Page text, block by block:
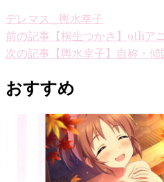
デレマス_輿水幸子
投
稿
ナ
前の記事 【桐生つかさ】9thア
次の記事 【輿水幸子】自称・
おすすめ